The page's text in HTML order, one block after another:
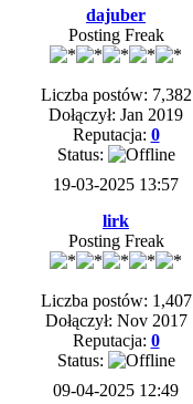
dajuber
Posting Freak
Liczba postów: 7,382
Dołączył: Jan 2019
Reputacja: 0
Status:
19-03-2025 13:57
lirk
Posting Freak
Liczba postów: 1,407
Dołączył: Nov 2017
Reputacja: 0
Status:
09-04-2025 12:49